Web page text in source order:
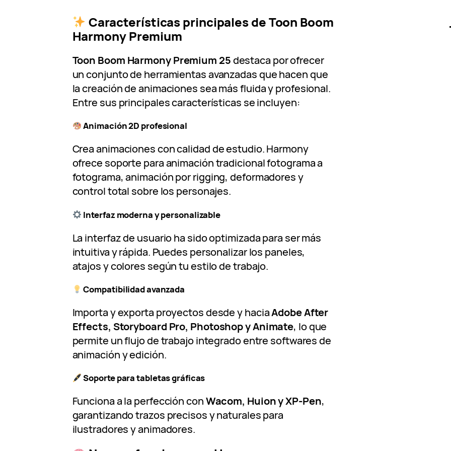
Características principales de Toon Boom
Harmony Premium
Toon Boom Harmony Premium 25destaca por ofrecer
un conjunto de herramientas avanzadas que hacen que
la creación de animaciones sea más fluida y profesional.
Entre sus principales características se incluyen:
Animación 2D profesional
Crea animaciones con calidad de estudio. Harmony
ofrece soporte para animación tradicional fotograma a
fotograma, animación por rigging, deformadores y
control total sobre los personajes.
Interfaz moderna y personalizable
La interfaz de usuario ha sido optimizada para ser más
intuitiva y rápida. Puedes personalizar los paneles,
atajos y colores según tu estilo de trabajo.
Compatibilidad avanzada
Importa y exporta proyectos desde y haciaAdobe After
Effects, Storyboard Pro, Photoshop y Animate, lo que
permite un flujo de trabajo integrado entre softwares de
animación y edición.
Soporte para tabletas gráficas
Funciona a la perfección conWacom, Huion y XP-Pen,
garantizando trazos precisos y naturales para
ilustradores y animadores.